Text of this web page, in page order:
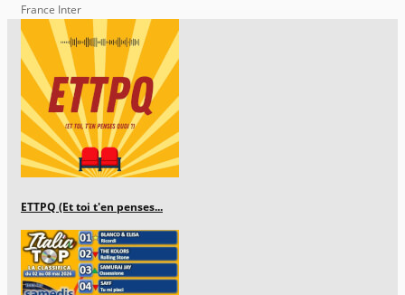
France Inter
ETTPQ (Et toi t'en penses...